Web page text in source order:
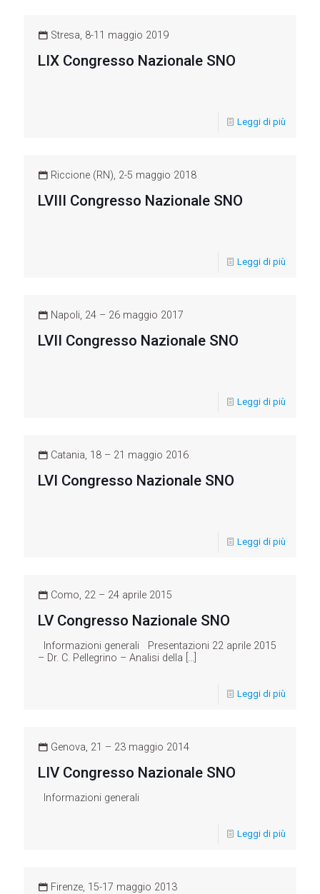
Stresa, 8-11 maggio 2019
LIX Congresso Nazionale SNO
Leggi di più
Riccione (RN), 2-5 maggio 2018
LVIII Congresso Nazionale SNO
Leggi di più
Napoli, 24 – 26 maggio 2017
LVII Congresso Nazionale SNO
Leggi di più
Catania, 18 – 21 maggio 2016
LVI Congresso Nazionale SNO
Leggi di più
Como, 22 – 24 aprile 2015
LV Congresso Nazionale SNO
Informazioni generali Presentazioni 22 aprile 2015
– Dr. C. Pellegrino – Analisi della […]
Leggi di più
Genova, 21 – 23 maggio 2014
LIV Congresso Nazionale SNO
Informazioni generali
Leggi di più
Firenze, 15-17 maggio 2013